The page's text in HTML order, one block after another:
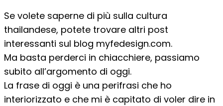
Se volete saperne di più sulla cultura
thailandese, potete trovare altri post
interessanti sul blog myfedesign.com.
Ma basta perderci in chiacchiere, passiamo
subito all’argomento di oggi.
La frase di oggi è una perifrasi che ho
interiorizzato e che mi è capitato di voler dire in